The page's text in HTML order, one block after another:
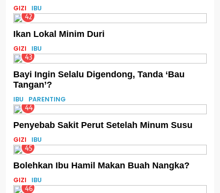
GIZI IBU
42
Ikan Lokal Minim Duri
GIZI IBU
43
Bayi Ingin Selalu Digendong, Tanda ‘Bau
Tangan’?
IBU PARENTING
44
Penyebab Sakit Perut Setelah Minum Susu
GIZI IBU
45
Bolehkan Ibu Hamil Makan Buah Nangka?
GIZI IBU
46